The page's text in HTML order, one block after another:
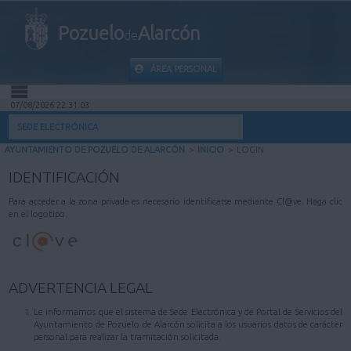
PozuelodeAlarcón
ÁREA PERSONAL
INICIO
MI CARPETA
INFORMACIÓN MUNICIPAL
AYUDA
07/08/2026 22:31:03
SEDE ELECTRÓNICA
AYUNTAMIENTO DE POZUELO DE ALARCÓN > INICIO > LOGIN
IDENTIFICACIÓN
Para acceder a la zona privada es necesario identificarse mediante Cl@ve. Haga clic
en el logotipo.
ADVERTENCIA LEGAL
Le informamos que el sistema de Sede Electrónica y de Portal de Servicios del
Ayuntamiento de Pozuelo de Alarcón solicita a los usuarios datos de carácter
personal para realizar la tramitación solicitada.